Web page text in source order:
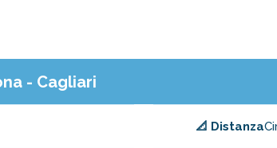
- Cagliari
📐 Distanza